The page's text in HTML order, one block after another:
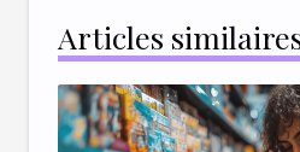
Articles